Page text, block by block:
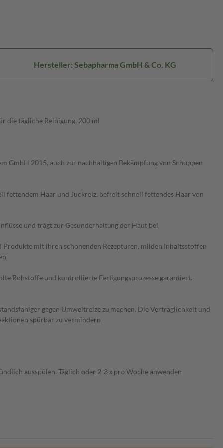
Hersteller: Sebapharma GmbH & Co. KG
die tägliche Reinigung, 200 ml
GmbH 2015, auch zur nachhaltigen Bekämpfung von Schuppen
fettendem Haar und Juckreiz, befreit schnell fettendes Haar von
und trägt zur Gesunderhaltung der Haut bei
mit ihren schonenden Rezepturen, milden Inhaltsstoffen
Rohstoffe und kontrollierte Fertigungsprozesse garantiert.
gegen Umweltreize zu machen. Die Verträglichkeit und
spürbar zu vermindern
ausspülen. Täglich oder 2-3 x pro Woche anwenden